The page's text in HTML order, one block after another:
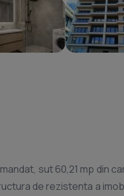
sut 60,21 mp din
de rezistenta a